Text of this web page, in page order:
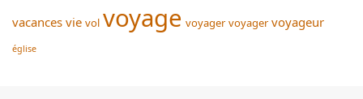
vacances vie vol voyage voyager voyager voyageur
église